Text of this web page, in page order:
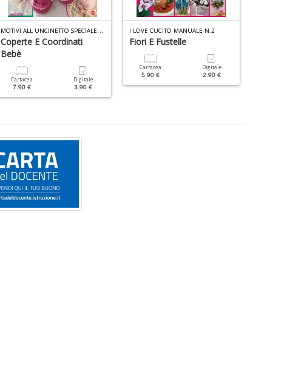
M
OTIVI ALL UNCINETTO SPECIALE N.8
Coperte E Coordinati
Bebè
Cartacea
7.90 €
Digitale
3.90 €
I LOVE CUCITO MANUALE N.2
Fiori E Fustelle
Cartacea
5.90 €
Digitale
2.90 €